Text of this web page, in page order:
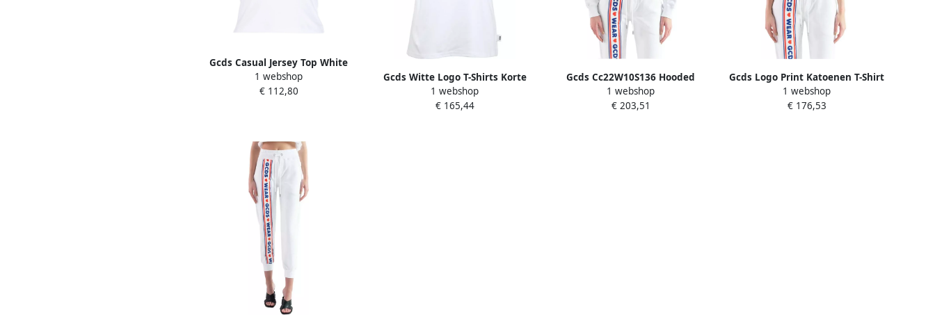
Gcds Casual Jersey Top White
Dames
1 webshop
€ 112,80
Gcds Witte Logo T-Shirts Korte
Mouw Crewneck White Dames
1 webshop
€ 165,44
Gcds Cc22W10S136 Hooded
sweatshirt Wit Dames
1 webshop
€ 203,51
Gcds Logo Print Katoenen T-Shirt
White Dames
1 webshop
€ 176,53